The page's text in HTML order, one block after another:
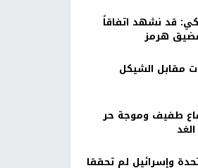
قد نشهد اتفاقاً
مضيق هرمز
مقابل الشيكل
طفيف وموجة حر
وإسرائيل لم تحققا